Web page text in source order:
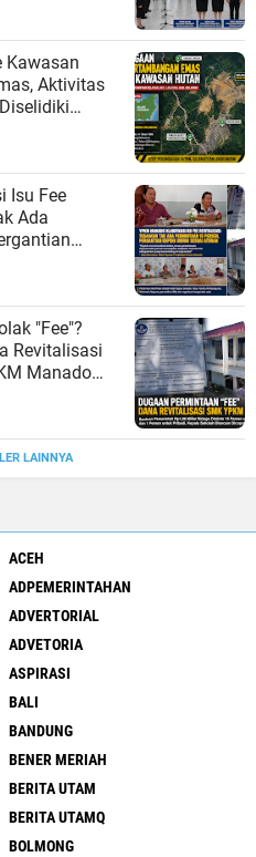
Kawasan
Aktivitas
Isu Fee
Ada
"Fee"?
Revitalisasi
Manado
Tipikor
LAINNYA
ACEH
ADPEMERINTAHAN
ADVERTORIAL
ADVETORIA
ASPIRASI
BALI
BANDUNG
BENER MERIAH
BERITA UTAM
BERITA UTAMQ
BOLMONG